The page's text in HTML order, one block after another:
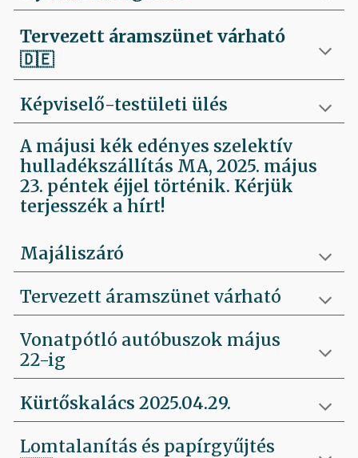
Tervezett áramszünet várható
🇩🇪
Képviselő-testületi ülés
A májusi kék edényes szelektív
hulladékszállítás MA, 2025. május
23. péntek éjjel történik. Kérjük
terjesszék a hírt!
Majáliszáró
Tervezett áramszünet várható
Vonatpótló autóbuszok május
22-ig
Kürtőskalács 2025.04.29.
Lomtalanítás és papírgyűjtés